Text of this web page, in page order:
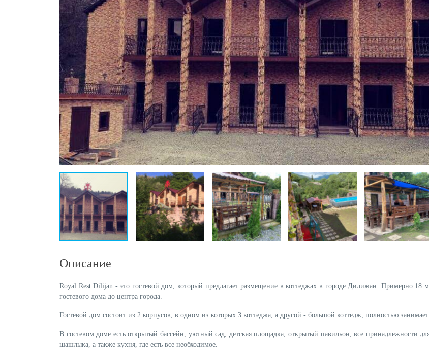
Описание
Royal Rest Dilijan - это гостевой дом, который предлагает размещение в коттеджах в городе Дилижан. Примерно 18
гостевого дома до центра города.
Гостевой дом состоит из 2 корпусов, в одном из которых 3 коттеджа, а другой - большой коттедж, полностью
В гостевом доме есть открытый бассейн, уютный сад, детская площадка, открытый павильон, все принадлежности
шашлыка, а также кухня, где есть все необходимое.